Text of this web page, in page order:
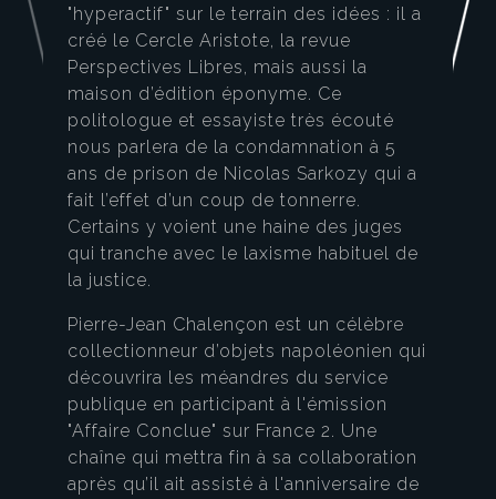
"hyperactif" sur le terrain des idées : il a
créé le Cercle Aristote, la revue
Perspectives Libres, mais aussi la
maison d’édition éponyme. Ce
politologue et essayiste très écouté
nous parlera de la condamnation à 5
ans de prison de Nicolas Sarkozy qui a
fait l’effet d’un coup de tonnerre.
Certains y voient une haine des juges
qui tranche avec le laxisme habituel de
la justice.
Pierre-Jean Chalençon est un célèbre
collectionneur d’objets napoléonien qui
découvrira les méandres du service
publique en participant à l'émission
"Affaire Conclue" sur France 2. Une
chaîne qui mettra fin à sa collaboration
après qu’il ait assisté à l'anniversaire de